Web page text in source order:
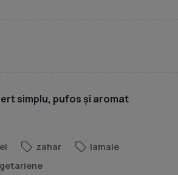
simplu, pufos și aromat
zahar
lamaie